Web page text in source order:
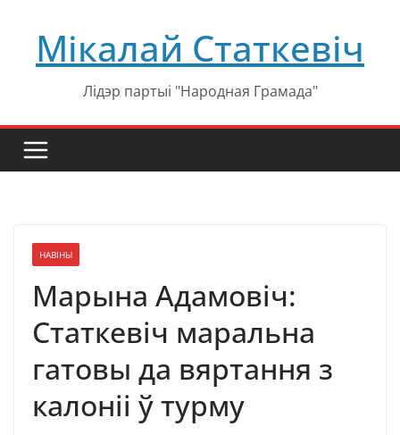
содержимому
Мікалай Статкевіч
Лідэр партыі "Народная Грамада"
НАВІНЫ
Марына Адамовіч:
Статкевіч маральна
гатовы да вяртання з
калоніі ў турму